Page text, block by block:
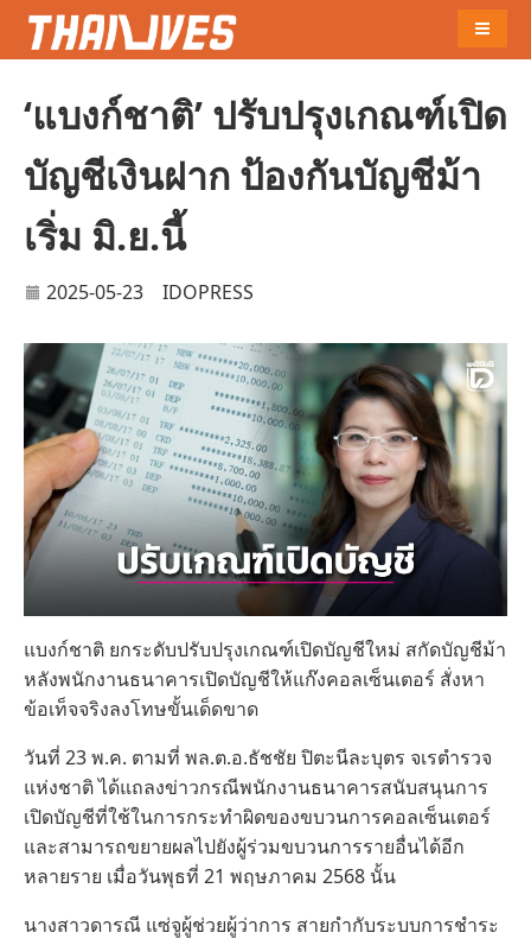
‘แบงก์ชาติ’ ปรับปรุงเกณฑ์เปิด
บัญชีเงินฝาก ป้องกันบัญชีม้า
เริ่ม มิ.ย.นี้
2025-05-23 IDOPRESS
แบงก์ชาติ ยกระดับปรับปรุงเกณฑ์เปิดบัญชีใหม่ สกัดบัญชีม้า
หลังพนักงานธนาคารเปิดบัญชีให้แก๊งคอลเซ็นเตอร์ สั่งหา
ข้อเท็จจริงลงโทษขั้นเด็ดขาด
วันที่ 23 พ.ค. ตามที่ พล.ต.อ.ธัชชัย ปิตะนีละบุตร จเรตำรวจ
แห่งชาติ ได้แถลงข่าวกรณีพนักงานธนาคารสนับสนุนการ
เปิดบัญชีที่ใช้ในการกระทำผิดของขบวนการคอลเซ็นเตอร์
และสามารถขยายผลไปยังผู้ร่วมขบวนการรายอื่นได้อีก
หลายราย เมื่อวันพุธที่ 21 พฤษภาคม 2568 นั้น
นางสาวดารณี แซ่จูผู้ช่วยผู้ว่าการ สายกำกับระบบการชำระ